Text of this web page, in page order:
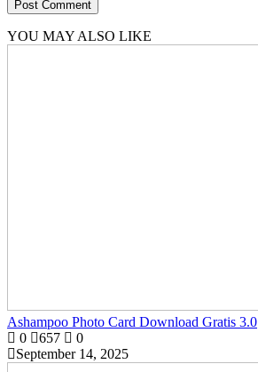
YOU MAY ALSO LIKE
Ashampoo Photo Card Download Gratis 3.0
0
657
0
September 14, 2025